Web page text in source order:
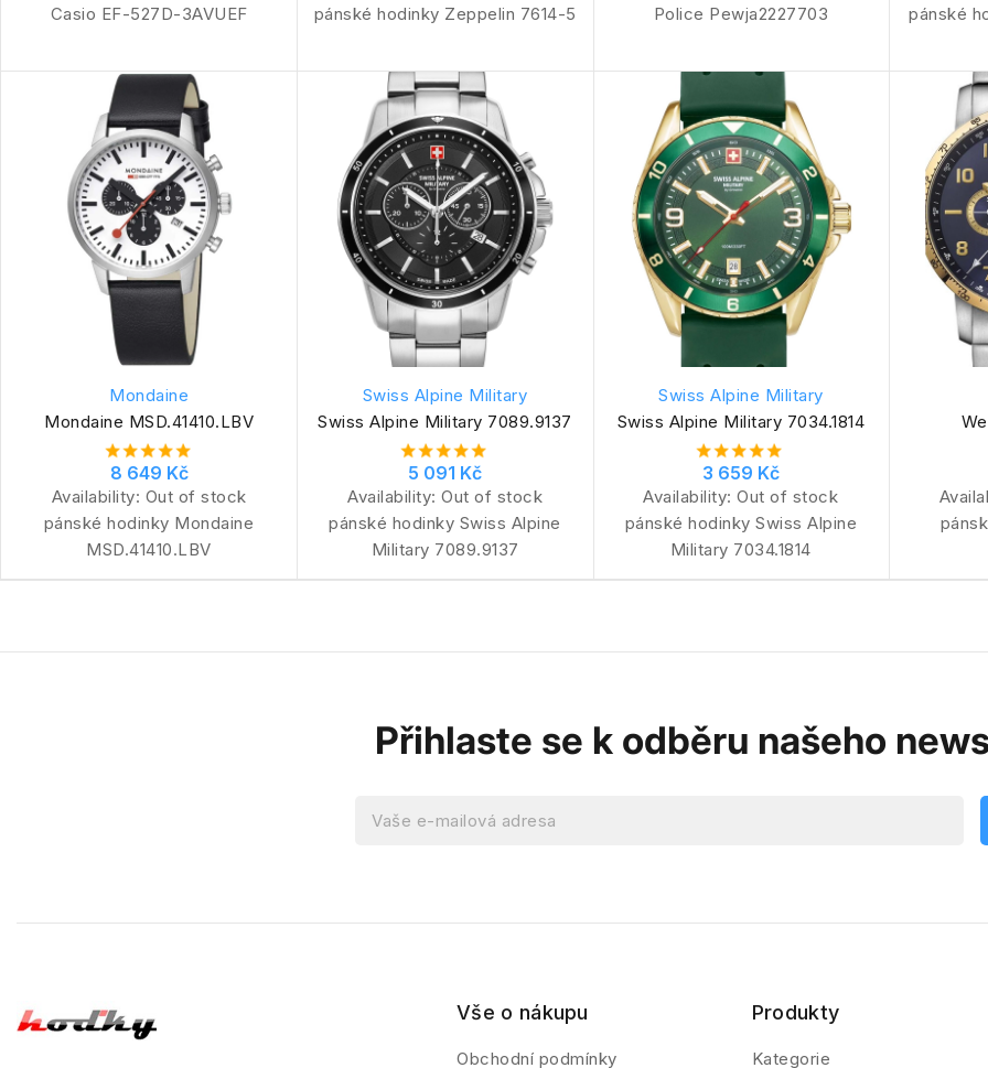
Casio EF-527D-3AVUEF
pánské hodinky Zeppelin 7614-5
Police Pewja2227703
pánské
Mondaine
Mondaine MSD.41410.LBV
8 649 Kč
Availability: Out of stock
pánské hodinky Mondaine
MSD.41410.LBV
Swiss Alpine Military
Swiss Alpine Military 7089.9137
5 091 Kč
Availability:Out of stock
pánské hodinky Swiss Alpine
Military 7089.9137
Swiss Alpine Military
Swiss Alpine Military 7034.1814
3 659 Kč
Availability:Out of stock
pánské hodinky Swiss Alpine
Military 7034.1814
Přihlaste se k odběru našeho
Vše o nákupu
Obchodní podmínky
Produkty
Kategorie